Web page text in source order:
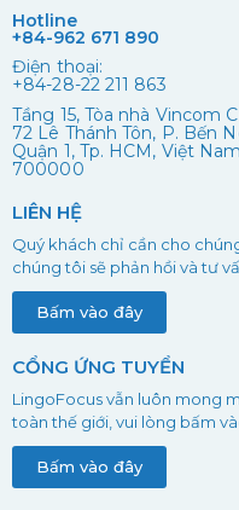
Hotline
+84-962 671 890
Điện thoại:
+84-28-22 211 863
Tầng 15, Tòa nhà Vincom
72 Lê Thánh Tôn, P. Bến
Quận 1, Tp. HCM, Việt Nam
700000
LIÊN HỆ
Quý khách chỉ cần cho
chúng tôi sẽ phản hồi và tư
Bấm vào đây
CỔNG ỨNG TUYỂN
LingoFocus vẫn luôn mong
toàn thế giới, vui lòng bấm
Bấm vào đây